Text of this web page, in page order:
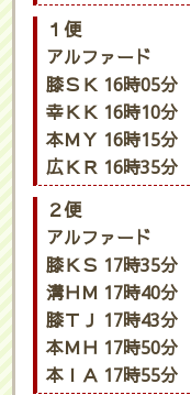
１便
アルファード
膝ＳＫ 16時05分
幸ＫＫ 16時10分
本ＭＹ 16時15分
広ＫＲ 16時35分
２便
アルファード
膝ＫＳ 17時35分
溝ＨＭ 17時40分
膝ＴＪ 17時43分
本ＭＨ 17時50分
本ＩＡ 17時55分